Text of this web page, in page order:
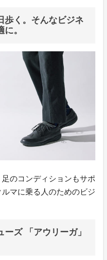
歩く。そんなビジネ
。
のコンディションもサポ
マに乗る人のためのビジ
ズ 「アウリーガ」